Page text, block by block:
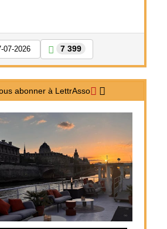
07-2026 7 399
abonner à LettrAsso